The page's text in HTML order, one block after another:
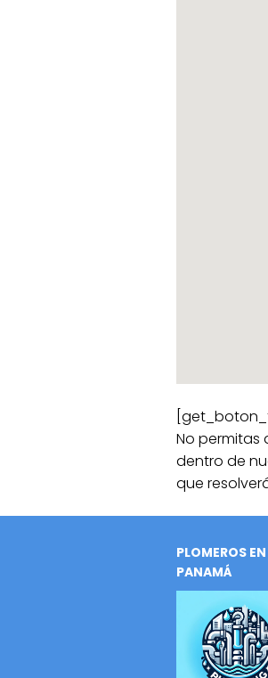
No permitas
dentro de
que
PLOMEROS EN
PANAMÁ